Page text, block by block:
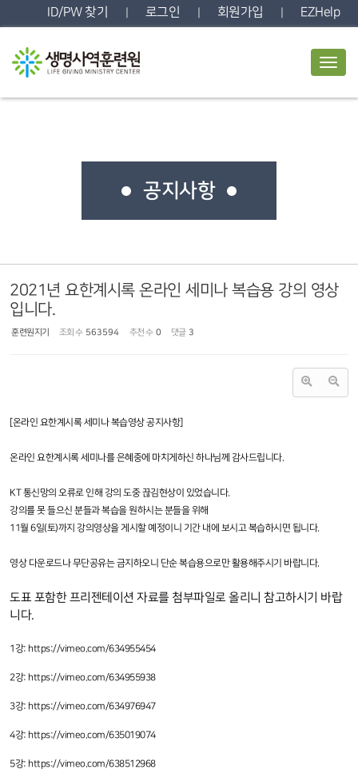
ID/PW 찾기 로그인 회원가입 EZHelp
T
o
g
n
공지사항
2021년 요한계시록 온라인 세미나 복습용 강의 영상
입니다.
훈련원지기 조회 수 563594 추천 수 0 댓글 3
[온라인 요한계시록 세미나 복습영상 공지사항]
온라인 요한계시록 세미나를 은혜중에 마치게하신 하나님께 감사드립니다.
KT 통신망의 오류로 인해 강의 도중 끊김현상이 있었습니다.
강의를 못 들으신 분들과 복습을 원하시는 분들을 위해
11월 6일(토)까지 강의영상을 게시할 예정이니 기간 내에 보시고 복습하시면 됩니다.
영상 다운로드나 무단공유는 금지하오니 단순 복습용으로만 활용해주시기 바랍니다.
도표 포함한 프리젠테이션 자료를 첨부파일로 올리니 참고하시기 바랍
니다.
1강: https://vimeo.com/634955454
2강: https://vimeo.com/634955938
3강: https://vimeo.com/634976947
4강: https://vimeo.com/635019074
5강: https://vimeo.com/638512968